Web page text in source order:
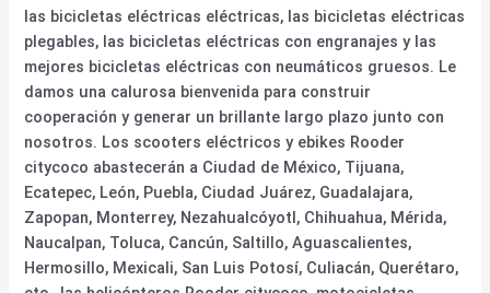
las bicicletas eléctricas eléctricas, las bicicletas eléctricas
plegables, las bicicletas eléctricas con engranajes y las
mejores bicicletas eléctricas con neumáticos gruesos. Le
damos una calurosa bienvenida para construir
cooperación y generar un brillante largo plazo junto con
nosotros. Los scooters eléctricos y ebikes Rooder
citycoco abastecerán a Ciudad de México, Tijuana,
Ecatepec, León, Puebla, Ciudad Juárez, Guadalajara,
Zapopan, Monterrey, Nezahualcóyotl, Chihuahua, Mérida,
Naucalpan, Toluca, Cancún, Saltillo, Aguascalientes,
Hermosillo, Mexicali, San Luis Potosí, Culiacán, Querétaro,